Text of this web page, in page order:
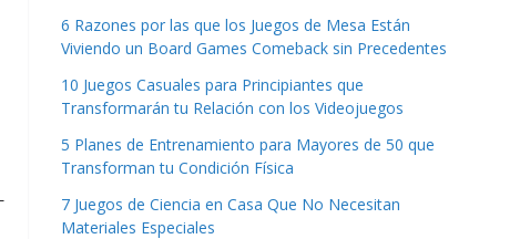
6 Razones por las que los Juegos de Mesa Están
Viviendo un Board Games Comeback sin Precedentes
10 Juegos Casuales para Principiantes que
Transformarán tu Relación con los Videojuegos
5 Planes de Entrenamiento para Mayores de 50 que
Transforman tu Condición Física
7 Juegos de Ciencia en Casa Que No Necesitan
Materiales Especiales